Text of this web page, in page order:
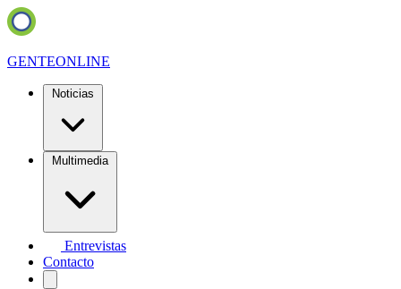
GENTEONLINE
Noticias
Multimedia
Entrevistas
Contacto